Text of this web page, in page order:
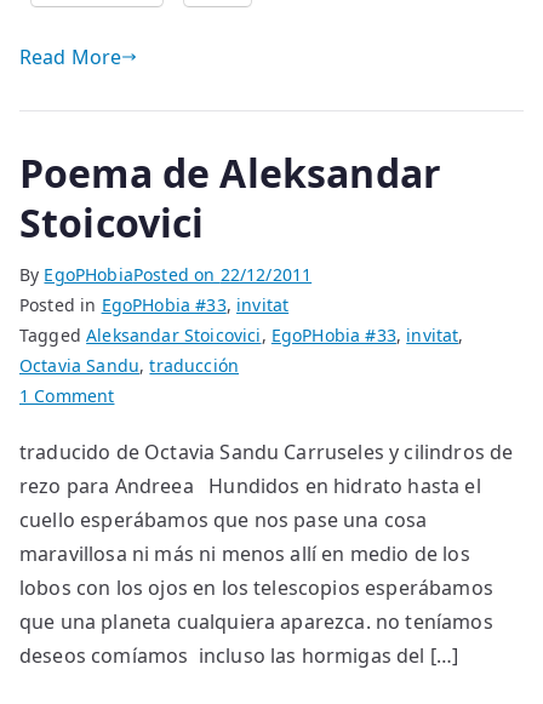
Read More
Poema de Aleksandar
Stoicovici
By EgoPHobiaPosted on 22/12/2011
Posted in EgoPHobia #33, invitat
TaggedAleksandar Stoicovici, EgoPHobia #33, invitat,
Octavia Sandu,traducción
1 Commenton
de
Aleksandar
Stoicovici
traducido de Octavia Sandu Carruseles y cilindros de
rezo para Andreea Hundidos en hidrato hasta el
cuello esperábamos que nos pase una cosa
maravillosa ni más ni menos allí en medio de los
lobos con los ojos en los telescopios esperábamos
que una planeta cualquiera aparezca. no teníamos
deseos comíamos incluso las hormigas del […]